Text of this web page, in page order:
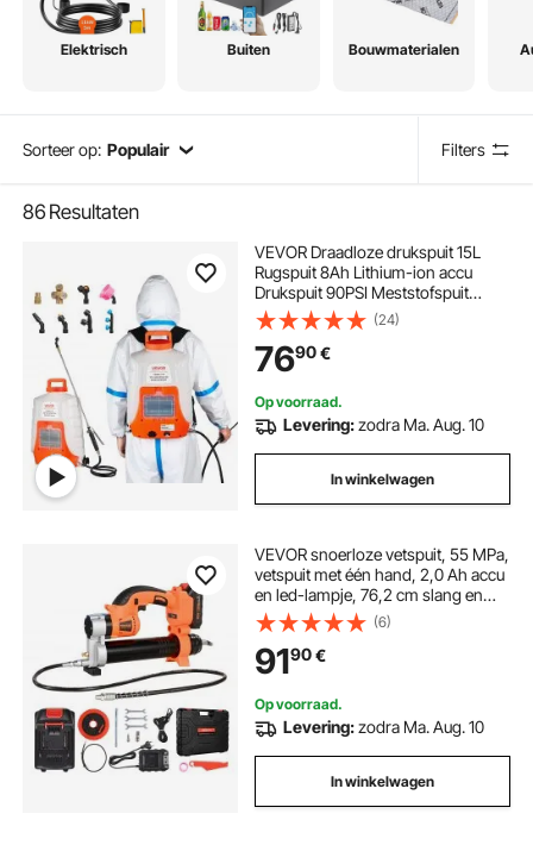
Elektrisch Buiten Bouwmaterialen
Sorteer op: Populair Filters
86 Resultaten
VEVOR Draadloze drukspuit 15L
Rugspuit 8Ah Lithium-ion accu
Drukspuit 90PSI Meststofspuit
4,1L/min Tuinspuit met
schouderbanden Plantenspuit
Tuinirrigatie Desinfectie
Autowasstraat
(24)
7690€
Op voorraad.
Levering:zodra Ma. Aug. 10
In winkelwagen
VEVOR snoerloze vetspuit, 55 MPa,
vetspuit met één hand, 2,0 Ah accu
en led-lampje, 76,2 cm slang en
draagtas, trekker, compatibel met
18V Makita accu's, smering van
voertuigen of machines
(6)
9190€
Op voorraad.
Levering:zodra Ma. Aug. 10
In winkelwagen